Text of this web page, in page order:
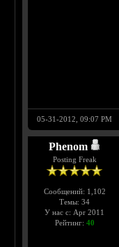
05-31-2012, 09:07 PM
Phenom
Posting Freak
Сообщений: 1,102
Темы: 34
У нас с: Apr 2011
Рейтинг: 40